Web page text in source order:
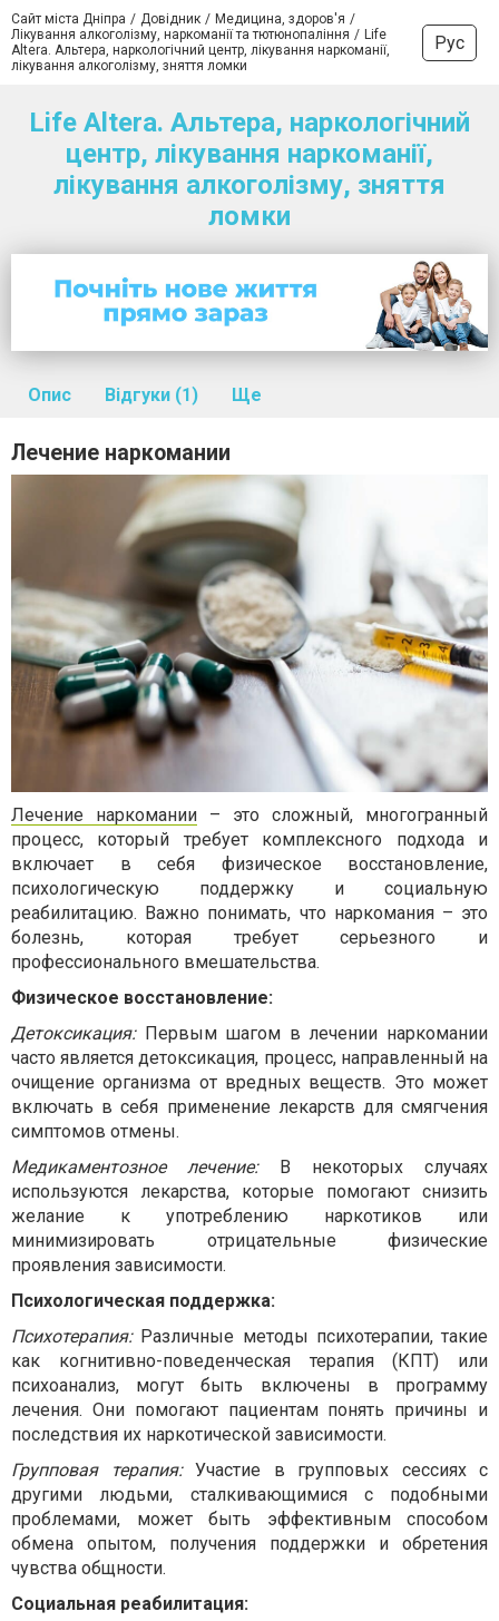
Сайт міста Дніпра Довідник
Медицина, здоров'я
Лікування алкоголізму, наркоманії та тютюнопаління
Life
Altera. Альтера, наркологічний центр, лікування наркоманії,
лікування алкоголізму, зняття ломки
Рус
Life Altera. Альтера, наркологічний
центр, лікування наркоманії,
лікування алкоголізму, зняття
ломки
Опис Відгуки (1) Ще
Лечение наркомании
Лечение наркомании – это сложный, многогранный
процесс, который требует комплексного подхода и
включает в себя физическое восстановление,
психологическую поддержку и социальную
реабилитацию. Важно понимать, что наркомания – это
болезнь, которая требует серьезного и
профессионального вмешательства.
Физическое восстановление:
Детоксикация:Первым шагом в лечении наркомании
часто является детоксикация, процесс, направленный на
очищение организма от вредных веществ. Это может
включать в себя применение лекарств для смягчения
симптомов отмены.
Медикаментозное лечение:В некоторых случаях
используются лекарства, которые помогают снизить
желание к употреблению наркотиков или
минимизировать отрицательные физические
проявления зависимости.
Психологическая поддержка:
Психотерапия:Различные методы психотерапии, такие
как когнитивно-поведенческая терапия (КПТ) или
психоанализ, могут быть включены в программу
лечения. Они помогают пациентам понять причины и
последствия их наркотической зависимости.
Групповая терапия:Участие в групповых сессиях с
другими людьми, сталкивающимися с подобными
проблемами, может быть эффективным способом
обмена опытом, получения поддержки и обретения
чувства общности.
Социальная реабилитация: